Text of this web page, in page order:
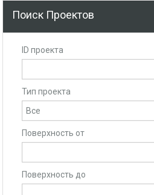
гребенки, котельная -
Поиск Проектов
ID проекта
Тип проекта
Поверхность от
Поверхность до